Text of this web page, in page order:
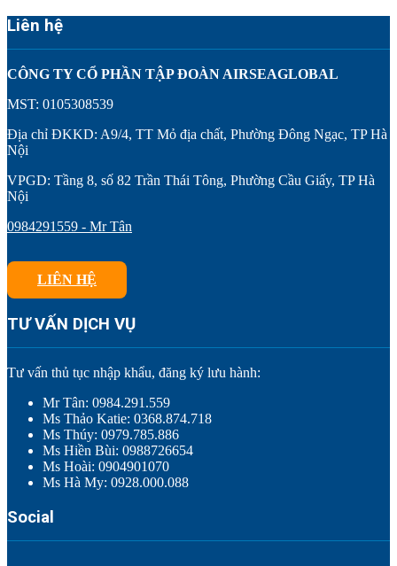
Liên hệ
CÔNG TY CỔ PHẦN TẬP ĐOÀN AIRSEAGLOBAL
MST: 0105308539
Địa chỉ ĐKKD: A9/4, TT Mỏ địa chất, Phường Đông Ngạc, TP Hà
Nội
VPGD: Tầng 8, số 82 Trần Thái Tông, Phường Cầu Giấy, TP Hà
Nội
0984291559 - Mr Tân
LIÊN HỆ
TƯ VẤN DỊCH VỤ
Tư vấn thủ tục nhập khẩu, đăng ký lưu hành:
Mr Tân: 0984.291.559
Ms Thảo Katie: 0368.874.718
Ms Thúy: 0979.785.886
Ms Hiền Bùi: 0988726654
Ms Hoài: 0904901070
Ms Hà My: 0928.000.088
Social